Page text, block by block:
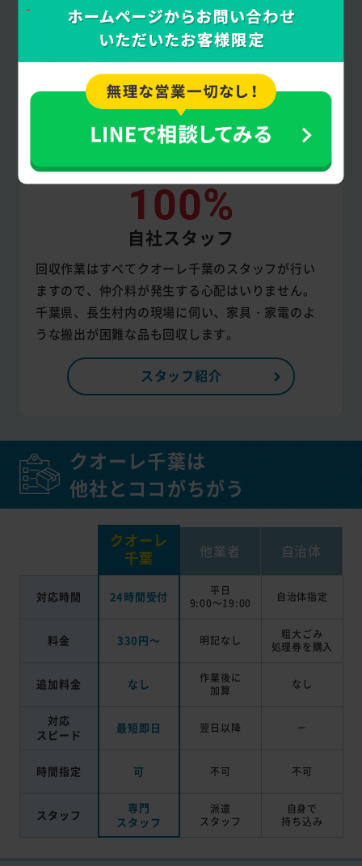
100%
自社スタッフ
回収作業はすべてクオーレ千葉のスタッフが行い
ますので、仲介料が発生する心配はいりません。
千葉県、長生村内の現場に伺い、家具・家電のよ
うな搬出が困難な品も回収します。
スタッフ紹介
クオーレ千葉は
他社とココがちがう
クオーレ
千葉
他業者 自治体
対応時間 24時間受付
平日
9:00～19:00
自治体指定
料金 330円～ 明記なし
粗大ごみ
処理券を 購入
追加料金 なし
作業後に
加算
なし
対応
スピード
最短即日 翌日以降 －
時間指定 可 不可 不可
スタッフ
専門
スタッフ
派遣
スタッフ
自身で
持ち込み